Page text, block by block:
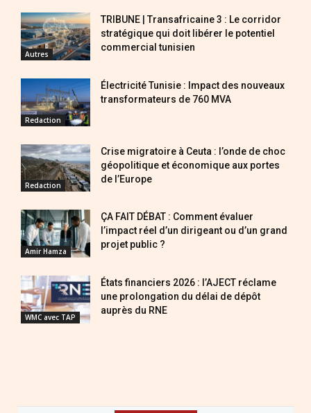
Autres
TRIBUNE | Transafricaine 3 : Le corridor
stratégique qui doit libérer le potentiel
commercial tunisien
Redaction
Électricité Tunisie : Impact des nouveaux
transformateurs de 760 MVA
Redaction
Crise migratoire à Ceuta : l’onde de choc
géopolitique et économique aux portes
de l’Europe
Amir Hamza
ÇA FAIT DÉBAT : Comment évaluer
l’impact réel d’un dirigeant ou d’un grand
projet public ?
WMC avec TAP
États financiers 2026 : l’AJECT réclame
une prolongation du délai de dépôt
auprès du RNE